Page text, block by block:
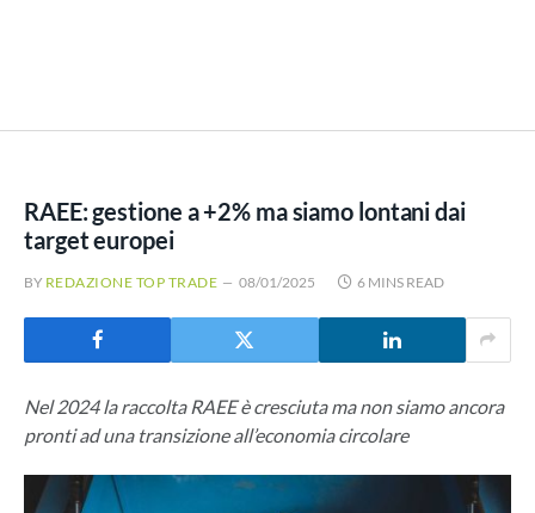
RAEE: gestione a +2% ma siamo lontani dai
target europei
BY REDAZIONE TOP TRADE 08/01/2025 6 MINS READ
Nel 2024 la raccolta RAEE è cresciuta ma non siamo ancora
pronti ad una transizione all’economia circolare